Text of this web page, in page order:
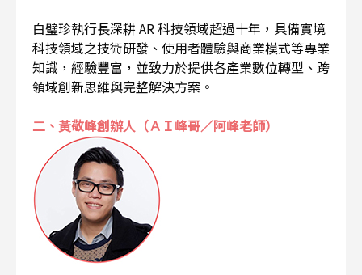
白璧珍執行長深耕 AR 科技領域超過十年，具備實境
科技領域之技術研發、使用者體驗與商業模式等專業
知識，經驗豐富，並致力於提供各產業數位轉型、跨
領域創新思維與完整解決方案。
二、黃敬峰創辦人（ＡＩ峰哥／阿峰老師）